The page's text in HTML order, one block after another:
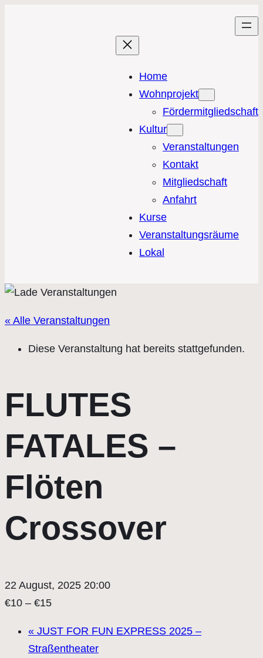
Home
Wohnprojekt
Fördermitgliedschaft
Kultur
Veranstaltungen
Kontakt
Mitgliedschaft
Anfahrt
Kurse
Veranstaltungsräume
Lokal
« Alle Veranstaltungen
Diese Veranstaltung hat bereits stattgefunden.
FLUTES
FATALES –
Flöten
Crossover
22 August, 2025 20:00
€10 – €15
« JUST FOR FUN EXPRESS 2025 –
Straßentheater